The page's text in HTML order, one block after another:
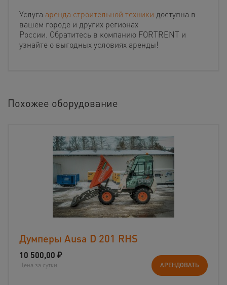
Услуга аренда строительной техники доступна в
вашем городе и других регионах
России. Обратитесь в компанию FORTRENT и
узнайте о выгодных условиях аренды!
Похожее оборудование
Думперы Ausa D 201 RHS
10 500,00 ₽
Цена за сутки АРЕНДОВАТЬ